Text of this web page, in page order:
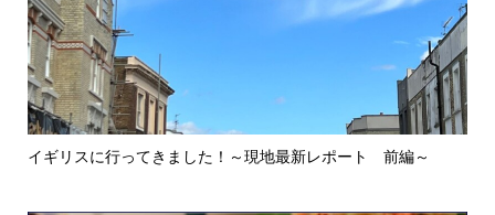
イギリスに行ってきました！～現地最新レポート 前編～